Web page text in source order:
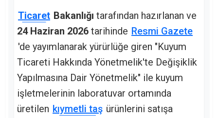
Ticaret Bakanlığı tarafından hazırlanan ve
24 Haziran 2026 tarihinde Resmi Gazete
'de yayımlanarak yürürlüğe giren "Kuyum
Ticareti Hakkında Yönetmelik'te Değişiklik
Yapılmasına Dair Yönetmelik" ile kuyum
işletmelerinin laboratuvar ortamında
üretilen kıymetli taş ürünlerini satışa